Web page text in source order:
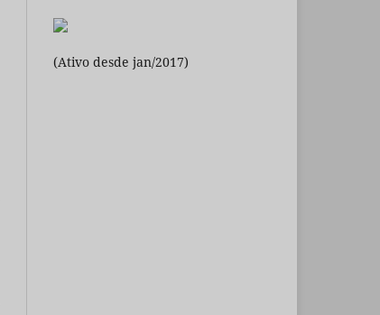
(Ativo desde jan/2017)